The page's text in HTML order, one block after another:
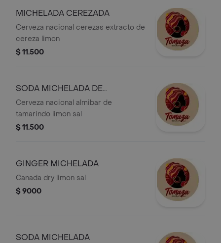
MICHELADA CEREZADA
Cerveza nacional cerezas extracto de
cereza limon
$ 11.500
SODA MICHELADA DE
TAMARINDO
Cerveza nacional almibar de
tamarindo limon sal
$ 11.500
GINGER MICHELADA
Canada dry limon sal
$ 9000
SODA MICHELADA